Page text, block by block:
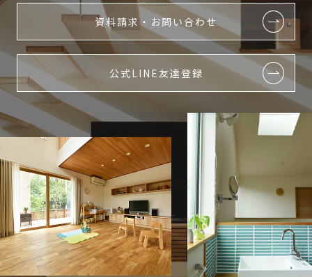
資料請求・お問い合わせ
公式LINE友達登録